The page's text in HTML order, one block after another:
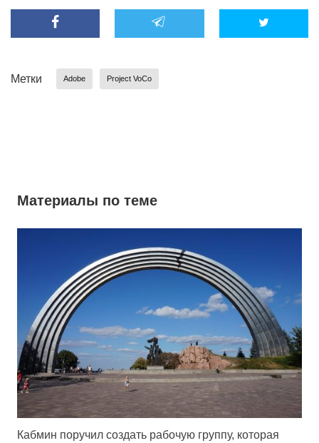
Метки Adobe Project VoCo
Материалы по теме
Кабмин поручил создать рабочую группу, которая